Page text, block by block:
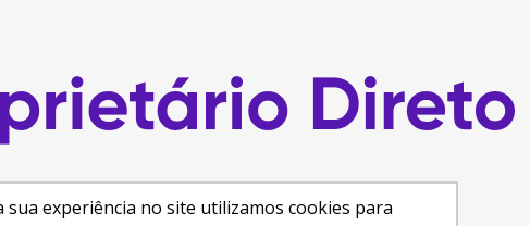
de Ajuda Como anunciar Busca de Imóveis Reformas e Projetos
sua experiência no site utilizamos cookies para